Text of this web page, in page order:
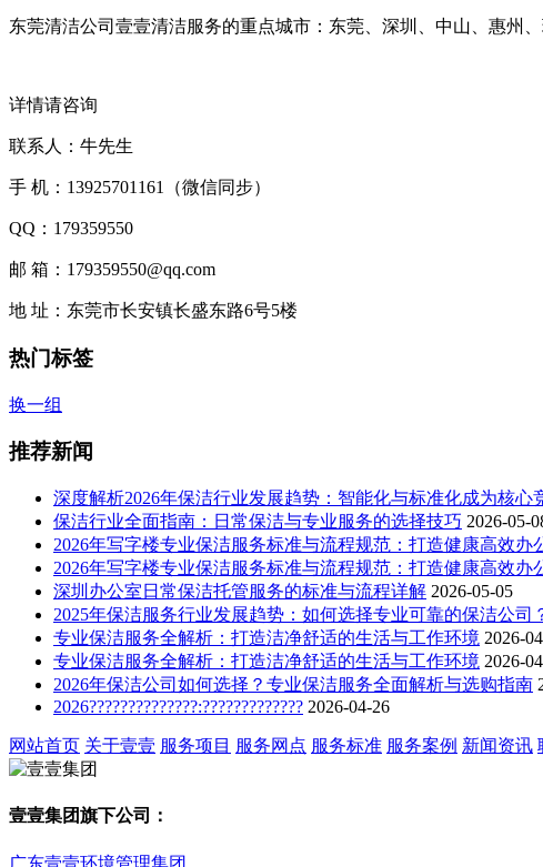
东莞清洁公司壹壹清洁服务的重点城市：东莞、深圳、中山、惠州、
详情请咨询
联系人：牛先生
手 机：13925701161（微信同步）
QQ：179359550
邮 箱：179359550@qq.com
地 址：东莞市长安镇长盛东路6号5楼
热门标签
换一组
推荐新闻
深度解析2026年保洁行业发展趋势：智能化与标准化成为核心
保洁行业全面指南：日常保洁与专业服务的选择技巧 2026-05-
2026年写字楼专业保洁服务标准与流程规范：打造健康高效办
2026年写字楼专业保洁服务标准与流程规范：打造健康高效办
深圳办公室日常保洁托管服务的标准与流程详解 2026-05-05
2025年保洁服务行业发展趋势：如何选择专业可靠的保洁公司
专业保洁服务全解析：打造洁净舒适的生活与工作环境 2026-
专业保洁服务全解析：打造洁净舒适的生活与工作环境 2026-
2026年保洁公司如何选择？专业保洁服务全面解析与选购指南
2026??????????????:????????????? 2026-04-26
网站首页 关于壹壹 服务项目 服务网点 服务标准 服务案例 新闻资讯
壹壹集团旗下公司：
广东壹壹环境管理集团